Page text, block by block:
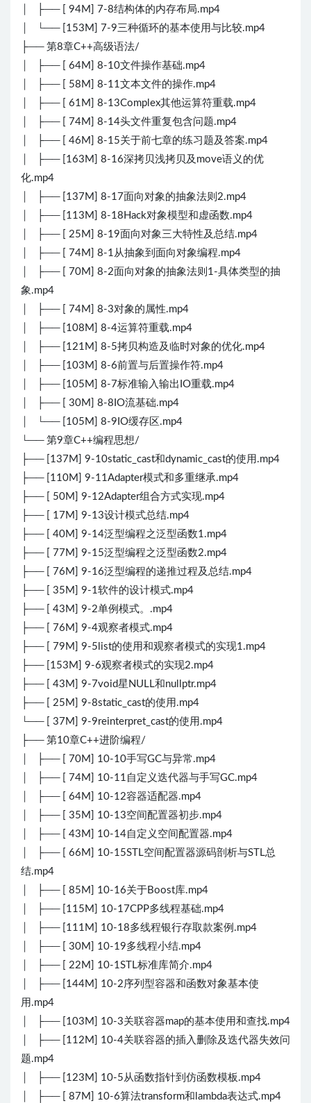
│ ├── [ 94M] 7-8结构体的内存布局.mp4
│ └── [153M] 7-9三种循环的基本使用与比较.mp4
├── 第8章C++高级语法/
│ ├── [ 64M] 8-10文件操作基础.mp4
│ ├── [ 58M] 8-11文本文件的操作.mp4
│ ├── [ 61M] 8-13Complex其他运算符重载.mp4
│ ├── [ 74M] 8-14头文件重复包含问题.mp4
│ ├── [ 46M] 8-15关于前七章的练习题及答案.mp4
│ ├── [163M] 8-16深拷贝浅拷贝及move语义的优
化.mp4
│ ├── [137M] 8-17面向对象的抽象法则2.mp4
│ ├── [113M] 8-18Hack对象模型和虚函数.mp4
│ ├── [ 25M] 8-19面向对象三大特性及总结.mp4
│ ├── [ 74M] 8-1从抽象到面向对象编程.mp4
│ ├── [ 70M] 8-2面向对象的抽象法则1-具体类型的抽
象.mp4
│ ├── [ 74M] 8-3对象的属性.mp4
│ ├── [108M] 8-4运算符重载.mp4
│ ├── [121M] 8-5拷贝构造及临时对象的优化.mp4
│ ├── [103M] 8-6前置与后置操作符.mp4
│ ├── [105M] 8-7标准输入输出IO重载.mp4
│ ├── [ 30M] 8-8IO流基础.mp4
│ └── [105M] 8-9IO缓存区.mp4
└── 第9章C++编程思想/
├── [137M] 9-10static_cast和dynamic_cast的使用.mp4
├── [110M] 9-11Adapter模式和多重继承.mp4
├── [ 50M] 9-12Adapter组合方式实现.mp4
├── [ 17M] 9-13设计模式总结.mp4
├── [ 40M] 9-14泛型编程之泛型函数1.mp4
├── [ 77M] 9-15泛型编程之泛型函数2.mp4
├── [ 76M] 9-16泛型编程的递推过程及总结.mp4
├── [ 35M] 9-1软件的设计模式.mp4
├── [ 43M] 9-2单例模式。.mp4
├── [ 76M] 9-4观察者模式.mp4
├── [ 79M] 9-5list的使用和观察者模式的实现1.mp4
├── [153M] 9-6观察者模式的实现2.mp4
├── [ 43M] 9-7void星NULL和nullptr.mp4
├── [ 25M] 9-8static_cast的使用.mp4
└── [ 37M] 9-9reinterpret_cast的使用.mp4
├── 第10章C++进阶编程/
│ ├── [ 70M] 10-10手写GC与异常.mp4
│ ├── [ 74M] 10-11自定义迭代器与手写GC.mp4
│ ├── [ 64M] 10-12容器适配器.mp4
│ ├── [ 35M] 10-13空间配置器初步.mp4
│ ├── [ 43M] 10-14自定义空间配置器.mp4
│ ├── [ 66M] 10-15STL空间配置器源码剖析与STL总
结.mp4
│ ├── [ 85M] 10-16关于Boost库.mp4
│ ├── [115M] 10-17CPP多线程基础.mp4
│ ├── [111M] 10-18多线程银行存取款案例.mp4
│ ├── [ 30M] 10-19多线程小结.mp4
│ ├── [ 22M] 10-1STL标准库简介.mp4
│ ├── [144M] 10-2序列型容器和函数对象基本使
用.mp4
│ ├── [103M] 10-3关联容器map的基本使用和查找.mp4
│ ├── [112M] 10-4关联容器的插入删除及迭代器失效问
题.mp4
│ ├── [123M] 10-5从函数指针到仿函数模板.mp4
│ ├── [ 87M] 10-6算法transform和lambda表达式.mp4